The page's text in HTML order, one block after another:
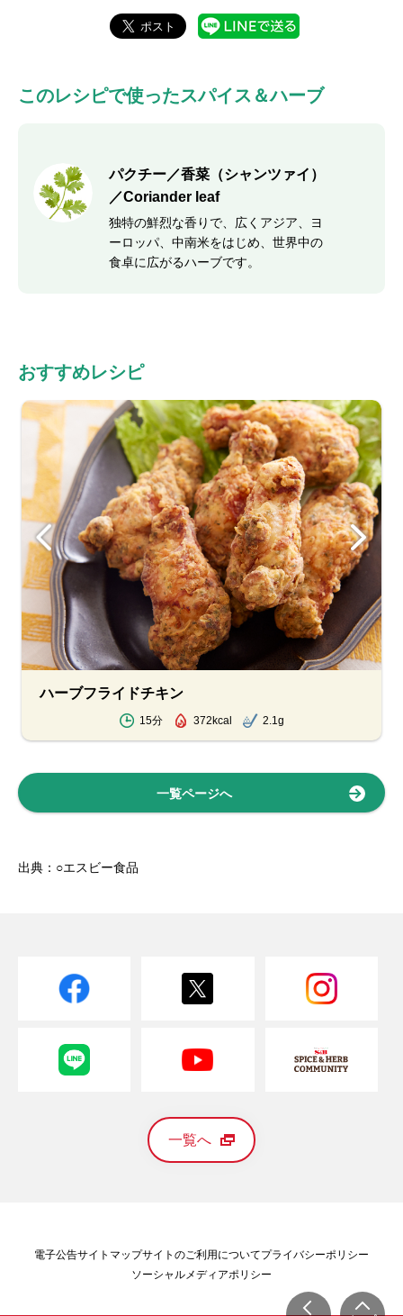
このレシピで使ったスパイス＆ハーブ
パクチー／香菜（シャンツァイ）
／Coriander leaf
独特の鮮烈な香りで、広くアジア、ヨ
ーロッパ、中南米をはじめ、世界中の
食卓に広がるハーブです。
おすすめレシピ
ハーブフライドチキン
15分 372kcal 2.1g
一覧ページへ
出典：○エスビー食品
一覧へ
電子公告サイトマップサイトのご利用についてプライバシーポリシー
ソーシャルメディアポリシー